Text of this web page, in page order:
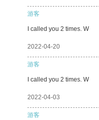
游客
I called you 2 times. W
2022-04-20
游客
I called you 2 times. W
2022-04-03
游客